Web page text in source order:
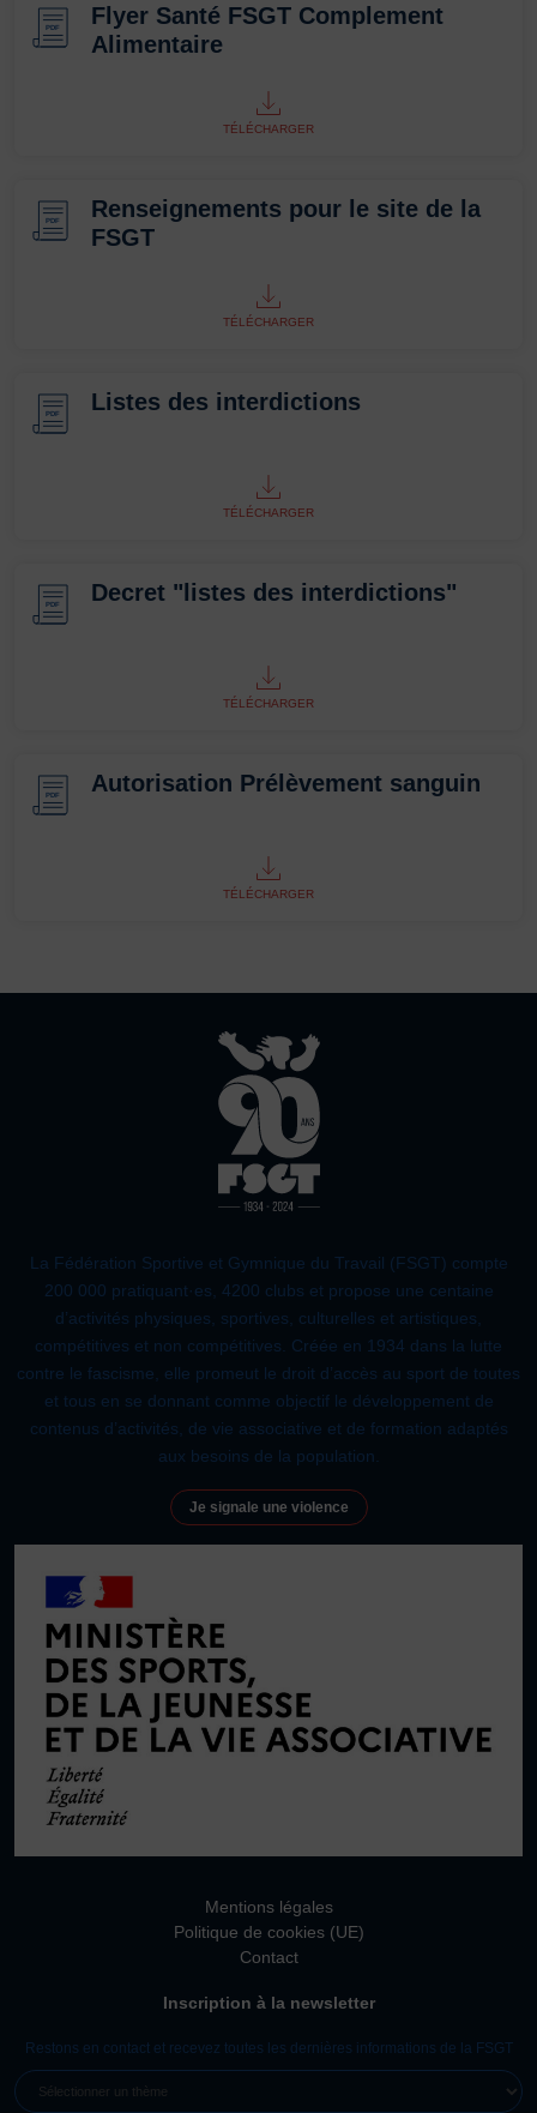
PDF
Flyer Santé FSGT Complement
Alimentaire
TÉLÉCHARGER
PDF
Renseignements pour le site de la
FSGT
TÉLÉCHARGER
PDF Listes des interdictions
TÉLÉCHARGER
PDF Decret "listes des interdictions"
TÉLÉCHARGER
PDF Autorisation Prélèvement sanguin
TÉLÉCHARGER
La Fédération Sportive et Gymnique du Travail (FSGT) compte
200 000 pratiquant·es, 4200 clubs et propose une centaine
d’activités physiques, sportives, culturelles et artistiques,
compétitives et non compétitives. Créée en 1934 dans la lutte
contre le fascisme, elle promeut le droit d’accès au sport de toutes
et tous en se donnant comme objectif le développement de
contenus d’activités, de vie associative et de formation adaptés
aux besoins de la population.
Je signale une violence
Mentions légales
Politique de cookies (UE)
Contact
Inscription à la newsletter
Restons en contact et recevez toutes les dernières informations de la FSGT